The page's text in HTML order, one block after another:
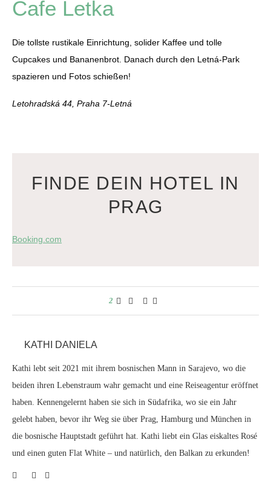
Cafe Letka
Die tollste rustikale Einrichtung, solider Kaffee und tolle
Cupcakes und Bananenbrot. Danach durch den Letná-Park
spazieren und Fotos schießen!
Letohradská 44, Praha 7-Letná
FINDE DEIN HOTEL IN
PRAG
Booking.com
2
KATHI DANIELA
Kathi lebt seit 2021 mit ihrem bosnischen Mann in Sarajevo, wo die
beiden ihren Lebenstraum wahr gemacht und eine Reiseagentur eröffnet
haben. Kennengelernt haben sie sich in Südafrika, wo sie ein Jahr
gelebt haben, bevor ihr Weg sie über Prag, Hamburg und München in
die bosnische Hauptstadt geführt hat. Kathi liebt ein Glas eiskaltes Rosé
und einen guten Flat White – und natürlich, den Balkan zu erkunden!